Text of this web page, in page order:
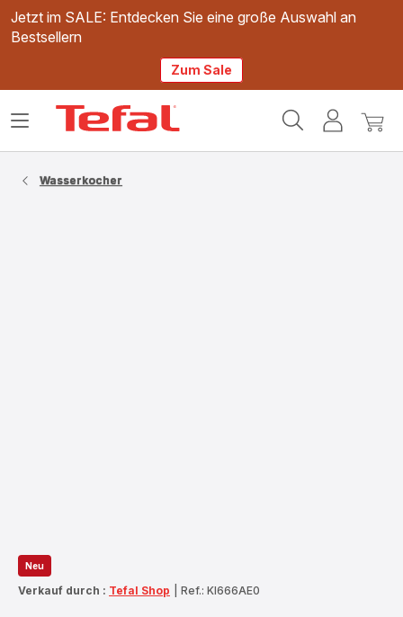
Jetzt im SALE: Entdecken Sie eine große Auswahl an
Bestsellern
Zum Sale
Mein
Mein
Das
Wasserkocher
Neu
Verkauf durch : Tefal Shop Ref.: KI666AE0